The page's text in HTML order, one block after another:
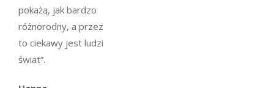
pokażą, jak bardzo
różnorodny, a przez
to ciekawy jest ludzi
świat”.